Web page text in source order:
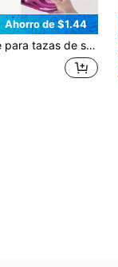
Ahorro de $1.44
mesa portátil, clip de soporte para tazas de plástico, bandeja de clip para tazas grande, adecuado para sillas de camping, tumbonas, botellas de agua, escritorios de hogar/oficina